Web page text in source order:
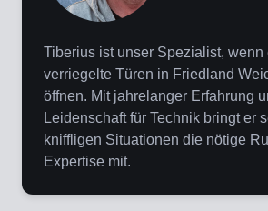
Tiberius ist unser Spezialist, wenn
verriegelte Türen in Friedland
öffnen. Mit jahrelanger Erfahrung
Leidenschaft für Technik bringt er
kniffligen Situationen die nötige
Expertise mit.